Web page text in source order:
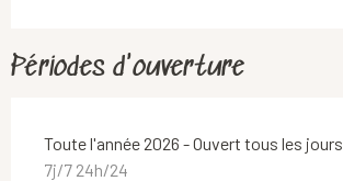
Périodes d'ouverture
Toute l'année 2026 - Ouvert tous les jours
7j/7 24h/24